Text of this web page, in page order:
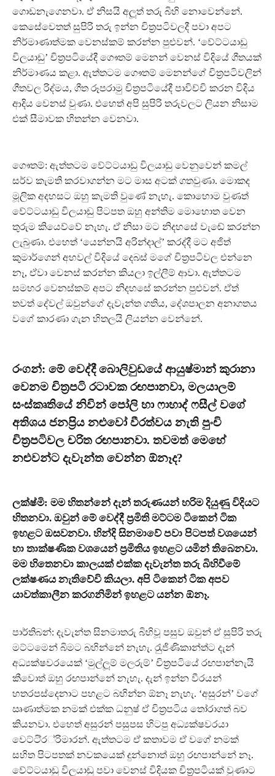
ගොඩනැගෙනවා. ඒ නිසයි අලූත් තරු බිහි නොවෙන්නේ.
කෙසේවෙතත් සුපිරි තරු ඉන්න චිත‍්‍රපටිවලදී පවා අපට
නිර්මාණාත්මක වෙනස්කම් කරන්න පුළුවන්. ‘වේට්ටයාඩු
විලයාඩු’ චිත‍්‍රපටියේදී ගෞතම් මෙනන් වෙනස් විදියේ ගීතයක්
නිර්මාණය කළා. ඇත්තටම ගෞතම් මෙනන්ගේ චිත‍්‍රපටිවලින්
ගීතවල රිද්මය, ගීත රූපරාමු චිත‍්‍රපටියේදී පාවිච්චි කරන විදිය
ආදිය වෙනස් වුණා. එහෙත් අපි සුපිරි තරුවලට ලියන නිසාම
එක් සීමාවක හිතන්න වෙනවා.
ගෞතම්: ඇත්තටම වේට්ටයාඩු විලයාඩු වෙනුවෙන් කමල්
සර්ව කැමති කරවාගන්න මට මාස අටක් ගතවුණා. මොකද
මූලික අදහසට ඔහු කැමති වුණේ නැහැ. කොහොම වුණත්
වේට්ටයාඩු විලයාඩු පිටපත ඔහු අන්තිම මොහොත වෙන
තුරුම කියෙව්වේ නැහැ. ඒ නිසා මට නිදහසේ වැඬේ කරන්න
ලැබුණා. එහෙත් ‘යෙන්නයි අරින්දාල්’ කරද්දී මට අජිත්
කුමාර්ගෙන් අහවල් විදියේ දෙබස් මගේ චිත‍්‍රපටිවල එන්නෙ
නෑ, ඒවා වෙනස් කරන්න කියලා ඉල්ලීම් ආවා. ඇත්තටම
සමහර වෙනස්කම් අපට නිදහසේ කරන්න පුළුවන්. ඒත්
තවත් දේවල් ඔවුන්ගේ දැවැන්ත ගතිය, දේශපාලන අනාගතය
වගේ කාරණා ගැන හිතලයි ලියන්න වෙන්නේ.
රංගන්: මේ වෙද්දී බොලිවුඩයේ ආයුෂ්මාන් කුරානා
වෙනම චිත‍්‍රපටි රටාවක රඟපානවා, මලයාලම්
සංස්කෘතියේ නිවින් පෝලි හා ෆාහාද් ෆසීල් වගේ
අතිශය ජනප‍්‍රිය නළුවෝ වීරත්වය නැති පුංචි
චිත‍්‍රපටිවල චරිත රඟපානවා. තවමත් මෙහේ
නළුවන්ට දැවැන්ත වෙන්න ඕනෑද?
ලක්ෂ්මි: මම හිතන්නේ දැන් තරුණයන් හරිම දියුණු විදියට
හිතනවා. ඔවුන් මේ වෙද්දී ප‍්‍රමිති මට්ටම ටිකෙන් ටික
ඉහළට ඔසවනවා. හින්දි සිනමාවේ පවා පිටපත් වශයෙන්
හා තාක්ෂණික වශයෙන් ප‍්‍රමිතිය ඉහළට යමින් තිබෙනවා.
මම හිතෙනවා කාලයක් එක්ක දැවැන්ත තරු බිහිවීමේ
ලක්ෂණය නැතිවේවි කියලා. අපි ටිකෙන් ටික අපව
යාවත්කාලීන කරගනිමින් ඉහළට යන්න ඕනෑ.
පාර්තිබන්: දැවැන්ත සිනමාතරු බිහිවූ පසුව ඔවුන් ඒ සුපිරි තරු
මට්ටමෙන් බිමට බහින්නේ නැහැ. රැුජිණිකාන්ත්ට දැන්
අධ්‍යක්ෂවරයෙක් ‘මුල්ලූම් මලරුම්’ චිත‍්‍රපටියේ රඟපාන්නැයි
කීවොත් ඔහු රඟපාන්නේ නැහැ. දැන් ඉන්න වීරයන්
හතරපස්දෙනාට පහළට බහින්න ඕනෑ නැහැ. ‘අසුරන්’ වගේ
ඍණාත්මක නමක් එක්ක ධනුෂ් ඒ චිත‍්‍රපටිය තෝරාගත් බව
කියනවා. එහෙත් අසුරන් පසුපස හිටපු අධ්‍යක්ෂවරයා
වෙට්ටි‍්‍ර‍්‍රිමාරන්. ඇත්තටම ඒ කතාවම ඒ වගේ නමක්
සහිත පිටපතක් නවකයෙක් දුන්නොත් ඔහු රඟපාන්නේ නෑ.
වේට්ටයාඩු විලයාඩු පවා වෙනස් විදියක චිත‍්‍රපටියක් වුණාට